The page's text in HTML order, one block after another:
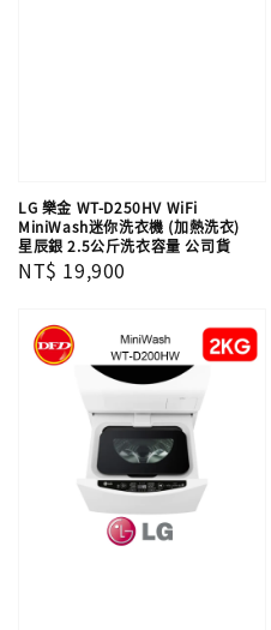
LG 樂金 WT-D250HV WiFi
MiniWash迷你洗衣機 (加熱洗衣)
星辰銀 2.5公斤洗衣容量 公司貨
Regular
NT$ 19,900